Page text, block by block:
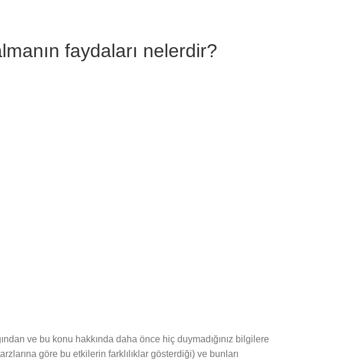
faydaları nelerdir?
ve bu konu hakkında daha önce hiç duymadığınız bilgilere
göre bu etkilerin farklılıklar gösterdiği) ve bunları